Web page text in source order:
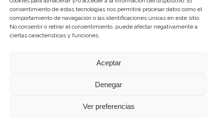
consentimiento de estas tecnologías nos permitirá procesar datos como el
comportamiento de navegación o las identificaciones únicas en este sitio.
No consentir o retirar el consentimiento, puede afectar negativamente a
ciertas características y funciones.
Aceptar
Denegar
Ver preferencias
con fondos provenientes del presupuesto de gastos del Instituto Canario de
Calidad Agroalimentaria